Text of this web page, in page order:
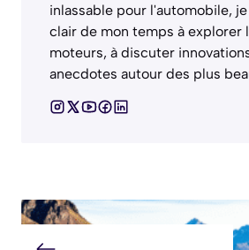
inlassable pour l'automobile,
clair de mon temps à explorer
moteurs, à discuter
anecdotes autour des plus